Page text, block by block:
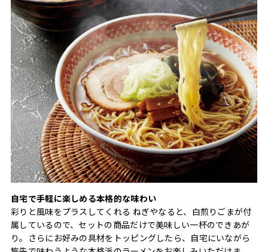
自宅で手軽に楽しめる本格的な味わい
彩りと風味をプラスしてくれる ねぎやなると、白煎りごまが付
属しているので、セットの商品だけで美味しい一杯のできあが
り。さらにお好みの具材をトッピングしたら、自宅にいながら